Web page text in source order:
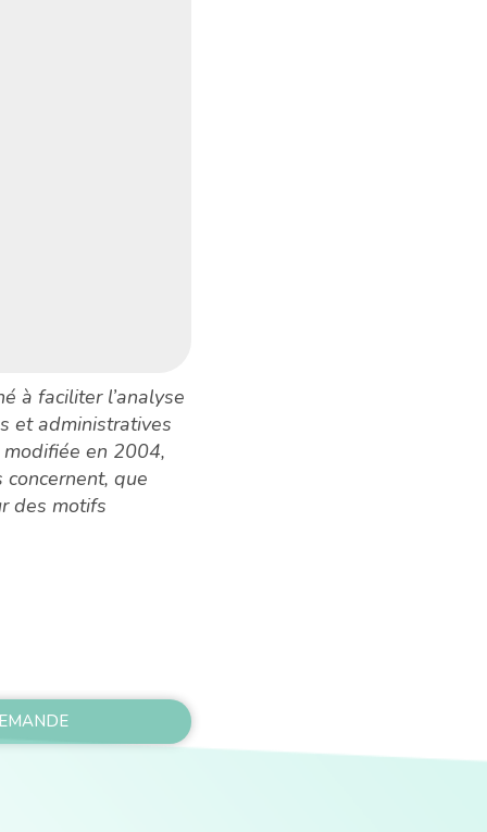
à faciliter l’analyse
et administratives
en 2004,
concernent, que
des motifs